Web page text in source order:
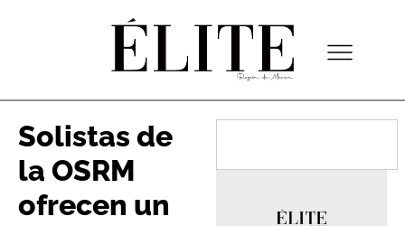
Solistas de
la OSRM
ofrecen un